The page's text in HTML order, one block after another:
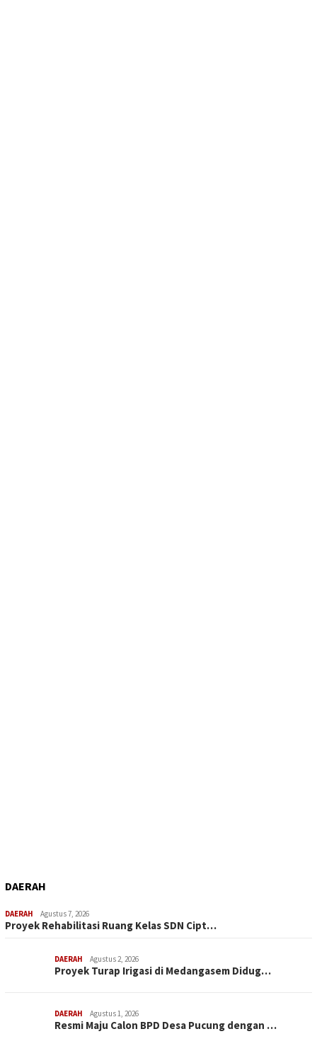
DAERAH
DAERAH Agustus 7, 2026
Proyek Rehabilitasi Ruang Kelas SDN Cipt…
DAERAH Agustus 2, 2026
Proyek Turap Irigasi di Medangasem Didug…
DAERAH Agustus 1, 2026
Resmi Maju Calon BPD Desa Pucung dengan …